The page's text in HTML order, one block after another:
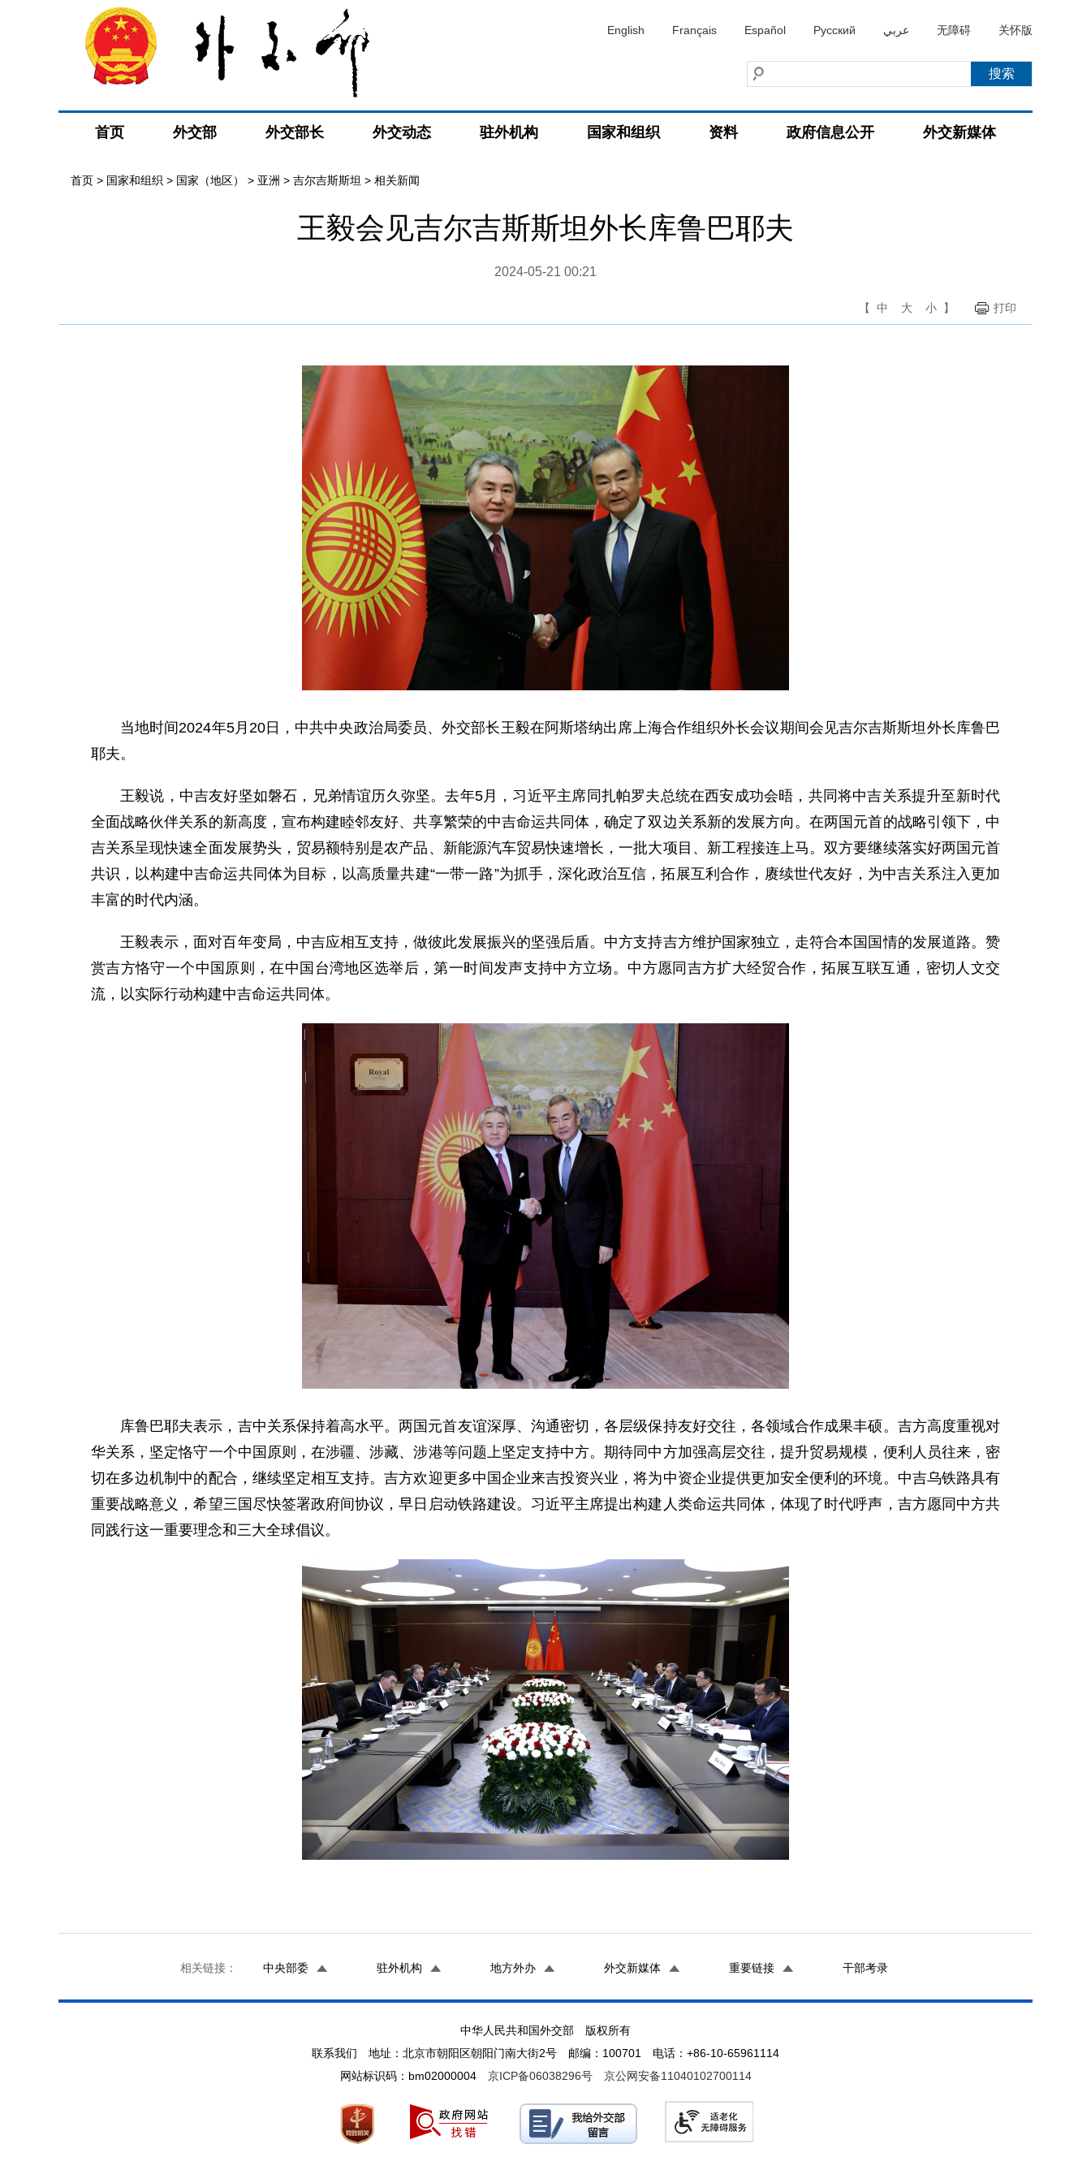
English Français Español Русский عربي 无障碍 关怀版
首页 外交部 外交部长 外交动态 驻外机构 国家和组织 资料 政府信息公开 外交新媒体
首页 > 国家和组织 > 国家（地区） > 亚洲 > 吉尔吉斯斯坦 > 相关新闻
王毅会见吉尔吉斯斯坦外长库鲁巴耶夫
2024-05-21 00:21
【 中 大 小 】 打印
当地时间2024年5月20日，中共中央政治局委员、外交部长王毅在阿斯塔纳出席上海合作组织外长会议期间会见吉尔吉斯斯坦外长库鲁巴
耶夫。
王毅说，中吉友好坚如磐石，兄弟情谊历久弥坚。去年5月，习近平主席同扎帕罗夫总统在西安成功会晤，共同将中吉关系提升至新时代
全面战略伙伴关系的新高度，宣布构建睦邻友好、共享繁荣的中吉命运共同体，确定了双边关系新的发展方向。在两国元首的战略引领下，中
吉关系呈现快速全面发展势头，贸易额特别是农产品、新能源汽车贸易快速增长，一批大项目、新工程接连上马。双方要继续落实好两国元首
共识，以构建中吉命运共同体为目标，以高质量共建“一带一路”为抓手，深化政治互信，拓展互利合作，赓续世代友好，为中吉关系注入更加
丰富的时代内涵。
王毅表示，面对百年变局，中吉应相互支持，做彼此发展振兴的坚强后盾。中方支持吉方维护国家独立，走符合本国国情的发展道路。赞
赏吉方恪守一个中国原则，在中国台湾地区选举后，第一时间发声支持中方立场。中方愿同吉方扩大经贸合作，拓展互联互通，密切人文交
流，以实际行动构建中吉命运共同体。
库鲁巴耶夫表示，吉中关系保持着高水平。两国元首友谊深厚、沟通密切，各层级保持友好交往，各领域合作成果丰硕。吉方高度重视对
华关系，坚定恪守一个中国原则，在涉疆、涉藏、涉港等问题上坚定支持中方。期待同中方加强高层交往，提升贸易规模，便利人员往来，密
切在多边机制中的配合，继续坚定相互支持。吉方欢迎更多中国企业来吉投资兴业，将为中资企业提供更加安全便利的环境。中吉乌铁路具有
重要战略意义，希望三国尽快签署政府间协议，早日启动铁路建设。习近平主席提出构建人类命运共同体，体现了时代呼声，吉方愿同中方共
同践行这一重要理念和三大全球倡议。
相关链接： 中央部委 驻外机构 地方外办 外交新媒体 重要链接 干部考录
中华人民共和国外交部 版权所有
联系我们 地址：北京市朝阳区朝阳门南大街2号 邮编：100701 电话：+86-10-65961114
网站标识码：bm02000004 京ICP备06038296号 京公网安备11040102700114